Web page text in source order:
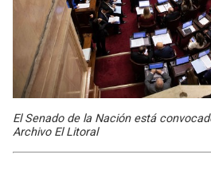
El Senado de la Nación está
Archivo El Litoral